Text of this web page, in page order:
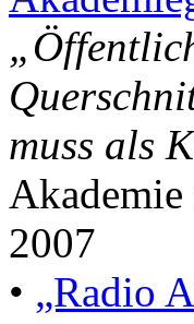
muss als
2007
• „Radio